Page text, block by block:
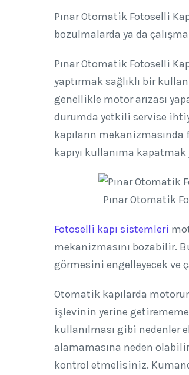
Pınar Otomatik Fotoselli
bozulmalarda ya da
Pınar Otomatik Fotoselli
yaptırmak sağlıklı bir
genellikle motor arızası
durumda yetkili servise
kapıların
kapıyı kullanıma
Pınar Otomatik
Fotoselli kapı sistemleri
mekanizmasını bozabilir.
görmesini engelleyecek ve
Otomatik kapılarda
işlevinin yerine
kullanılması gibi nedenler
alamamasına neden
kontrol etmelisiniz.